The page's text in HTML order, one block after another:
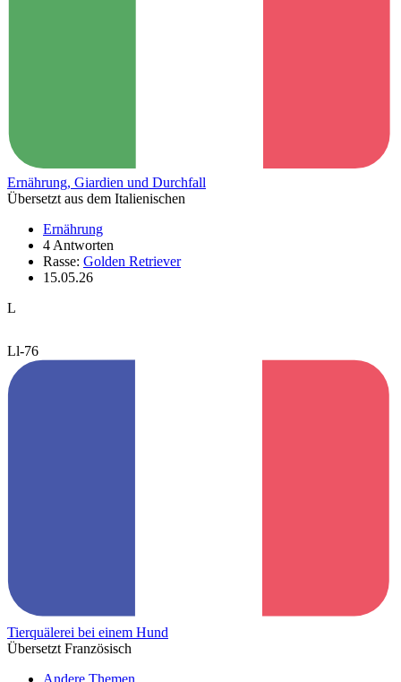
Ernährung, Giardien und Durchfall
Übersetzt aus dem Italienischen
Ernährung
4 Antworten
Rasse: Golden Retriever
15.05.26
L
Ll-76
Tierquälerei bei einem Hund
Übersetzt Französisch
Andere Themen